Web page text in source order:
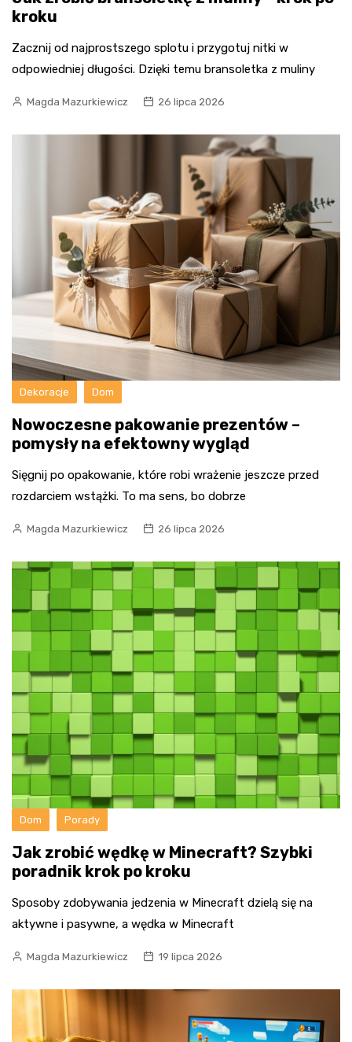
kroku
Zacznij od najprostszego splotu i przygotuj nitki w
odpowiedniej długości. Dzięki temu bransoletka z muliny
Magda Mazurkiewicz 26 lipca 2026
Dekoracje Dom
Nowoczesne pakowanie prezentów –
pomysły na efektowny wygląd
Sięgnij po opakowanie, które robi wrażenie jeszcze przed
rozdarciem wstążki. To ma sens, bo dobrze
Magda Mazurkiewicz 26 lipca 2026
Dom Porady
Jak zrobić wędkę w Minecraft? Szybki
poradnik krok po kroku
Sposoby zdobywania jedzenia w Minecraft dzielą się na
aktywne i pasywne, a wędka w Minecraft
Magda Mazurkiewicz 19 lipca 2026